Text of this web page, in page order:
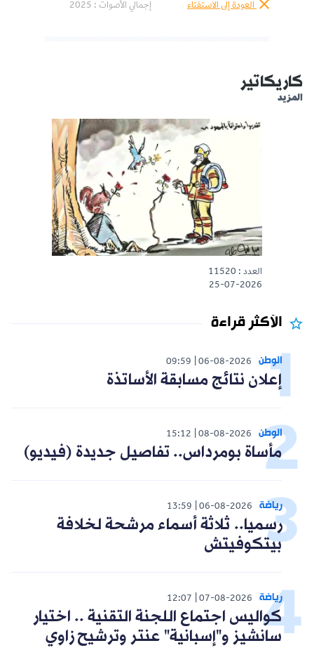
العودة إلى الاستفتاء إجمالي الأصوات : 2025
كاريكاتير
المزيد
العدد : 11520
25-07-2026
الأكثر قراءة
الوطن 06-08-2026
09:59
إعلان نتائج مسابقة الأساتذة
الوطن 08-08-2026
15:12
مأساة بومرداس.. تفاصيل جديدة (فيديو)
رياضة 06-08-2026
13:59
رسميا.. ثلاثة أسماء مرشحة لخلافة
بيتكوفيتش
رياضة 07-08-2026
12:07
كواليس اجتماع اللجنة التقنية .. اختيار
سانشيز و"إسبانية" عنتر وترشيح زاوي